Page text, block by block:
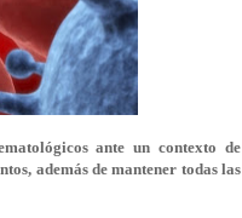
ante un contexto de
además de mantener todas las